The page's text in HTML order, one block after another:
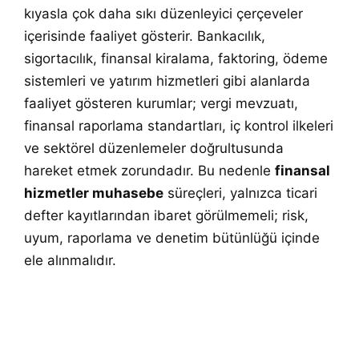
kıyasla çok daha sıkı düzenleyici çerçeveler
içerisinde faaliyet gösterir. Bankacılık,
sigortacılık, finansal kiralama, faktoring, ödeme
sistemleri ve yatırım hizmetleri gibi alanlarda
faaliyet gösteren kurumlar; vergi mevzuatı,
finansal raporlama standartları, iç kontrol ilkeleri
ve sektörel düzenlemeler doğrultusunda
hareket etmek zorundadır. Bu nedenle finansal
hizmetler muhasebe süreçleri, yalnızca ticari
defter kayıtlarından ibaret görülmemeli; risk,
uyum, raporlama ve denetim bütünlüğü içinde
ele alınmalıdır.